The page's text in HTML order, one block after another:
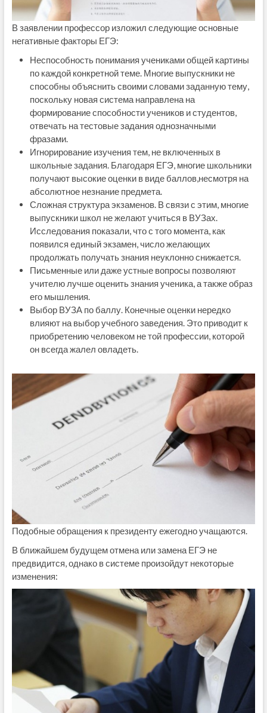
В заявлении профессор изложил следующие основные
негативные факторы ЕГЭ:
Неспособность понимания учениками общей картины
по каждой конкретной теме. Многие выпускники не
способны объяснить своими словами заданную тему,
поскольку новая система направлена на
формирование способности учеников и студентов,
отвечать на тестовые задания однозначными
фразами.
Игнорирование изучения тем, не включенных в
школьные задания. Благодаря ЕГЭ, многие школьники
получают высокие оценки в виде баллов,несмотря на
абсолютное незнание предмета.
Сложная структура экзаменов. В связи с этим, многие
выпускники школ не желают учиться в ВУЗах.
Исследования показали, что с того момента, как
появился единый экзамен, число желающих
продолжать получать знания неуклонно снижается.
Письменные или даже устные вопросы позволяют
учителю лучше оценить знания ученика, а также образ
его мышления.
Выбор ВУЗА по баллу. Конечные оценки нередко
влияют на выбор учебного заведения. Это приводит к
приобретению человеком не той профессии, которой
он всегда жалел овладеть.
Подобные обращения к президенту ежегодно учащаются.
В ближайшем будущем отмена или замена ЕГЭ не
предвидится, однако в системе произойдут некоторые
изменения: